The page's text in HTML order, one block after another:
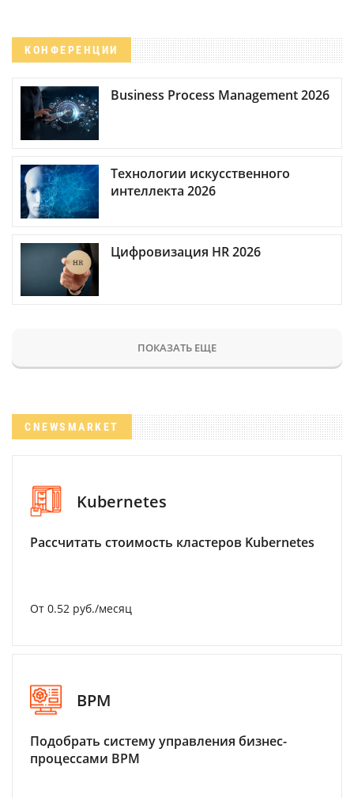
КОНФЕРЕНЦИИ
Business Process Management 2026
Технологии искусственного
интеллекта 2026
Цифровизация HR 2026
ПОКАЗАТЬ ЕЩЕ
CNEWSMARKET
Kubernetes
Рассчитать стоимость кластеров Kubernetes
От 0.52 руб./месяц
BPM
Подобрать систему управления бизнес-
процессами BPM